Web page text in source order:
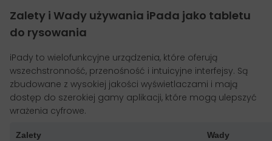
Zalety i Wady używania iPada jako tabletu
do rysowania
iPady to wielofunkcyjne urządzenia, które oferują
wszechstronność, przenośność i intuicyjne interfejsy. Są
zbudowane z wysokiej jakości wyświetlaczami i mają
dostęp do szerokiej gamy aplikacji, które mogą ulepszyć
wrażenia cyfrowe.
Zalety Wady